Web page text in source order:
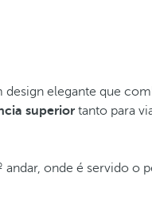
design elegante que
superior tanto para
onde é servido